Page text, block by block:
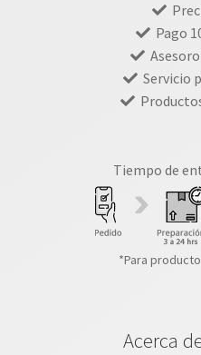
Pago
Servicio
Tiempo de
*Para
Acerca